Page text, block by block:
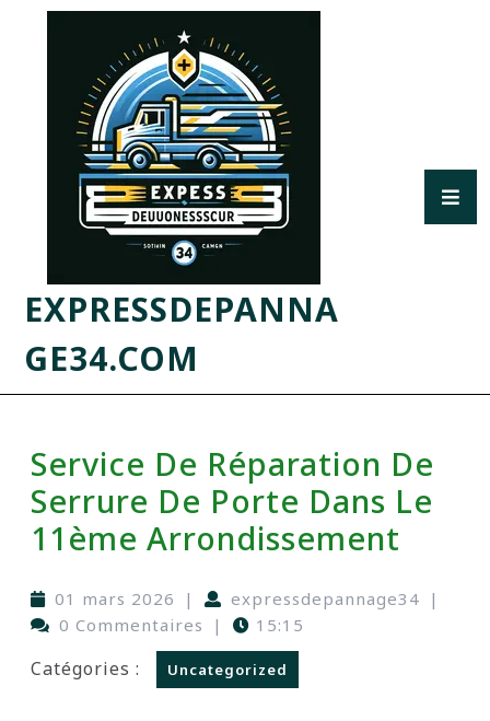
EXPRESSDEPANNA
GE34.COM
Service De Réparation De
Serrure De Porte Dans Le
11ème Arrondissement
01 mars 2026 | expressdepannage34 |
0 Commentaires
| 15:15
Catégories : Uncategorized